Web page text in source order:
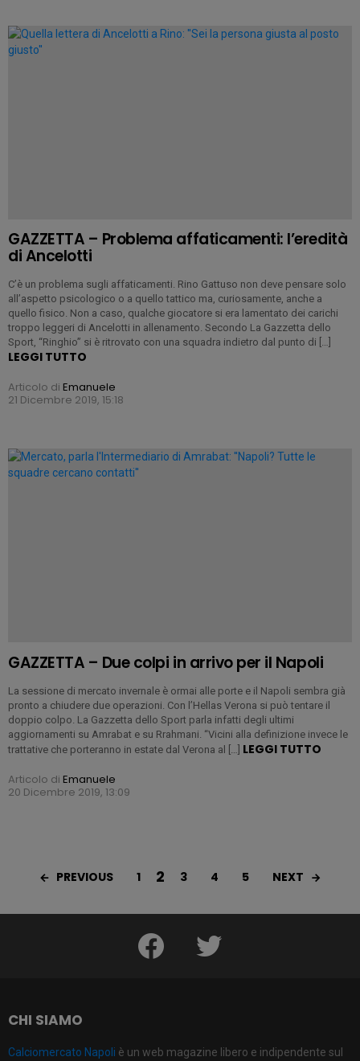
GAZZETTA – Problema affaticamenti: l’eredità
di Ancelotti
C’è un problema sugli affaticamenti. Rino Gattuso non deve pensare solo
all’aspetto psicologico o a quello tattico ma, curiosamente, anche a
quello fisico. Non a caso, qualche giocatore si era lamentato dei carichi
troppo leggeri di Ancelotti in allenamento. Secondo La Gazzetta dello
Sport, “Ringhio” si è ritrovato con una squadra indietro dal punto di […]
LEGGI TUTTO
Articolo di Emanuele
21 Dicembre 2019, 15:18
GAZZETTA – Due colpi in arrivo per il Napoli
La sessione di mercato invernale è ormai alle porte e il Napoli sembra già
pronto a chiudere due operazioni. Con l’Hellas Verona si può tentare il
doppio colpo. La Gazzetta dello Sport parla infatti degli ultimi
aggiornamenti su Amrabat e su Rrahmani. “Vicini alla definizione invece le
trattative che porteranno in estate dal Verona al […] LEGGI TUTTO
Articolo di Emanuele
20 Dicembre 2019, 13:09
PREVIOUS 1 2 3 4 5 NEXT
facebook twitter
CHI SIAMO
Calciomercato Napoli è un web magazine libero e indipendente sul